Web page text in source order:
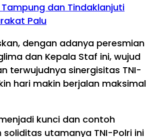
dan Tindaklanjuti
Palu
dengan adanya peresmian
dan Kepala Staf ini, wujud
terwujudnya sinergisitas TNI-
hari makin berjalan maksimal
kunci dan contoh
soliditas utamanya TNI-Polri ini